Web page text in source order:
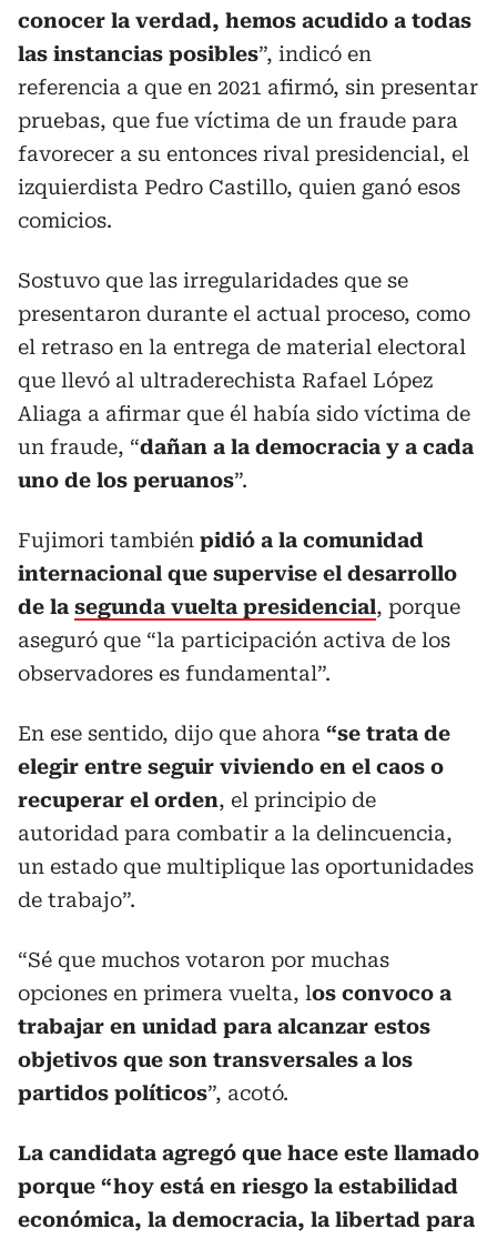
conocer la verdad, hemos acudido a todas
las instancias posibles”, indicó en
referencia a que en 2021 afirmó, sin presentar
pruebas, que fue víctima de un fraude para
favorecer a su entonces rival presidencial, el
izquierdista Pedro Castillo, quien ganó esos
comicios.
Sostuvo que las irregularidades que se
presentaron durante el actual proceso, como
el retraso en la entrega de material electoral
que llevó al ultraderechista Rafael López
Aliaga a afirmar que él había sido víctima de
un fraude, “dañan a la democracia y a cada
uno de los peruanos”.
Fujimori también pidió a la comunidad
internacional que supervise el desarrollo
de la segunda vuelta presidencial, porque
aseguró que “la participación activa de los
observadores es fundamental”.
En ese sentido, dijo que ahora “se trata de
elegir entre seguir viviendo en el caos o
recuperar el orden, el principio de
autoridad para combatir a la delincuencia,
un estado que multiplique las oportunidades
de trabajo”.
“Sé que muchos votaron por muchas
opciones en primera vuelta, los convoco a
trabajar en unidad para alcanzar estos
objetivos que son transversales a los
partidos políticos”, acotó.
La candidata agregó que hace este llamado
porque “hoy está en riesgo la estabilidad
económica, la democracia, la libertad para